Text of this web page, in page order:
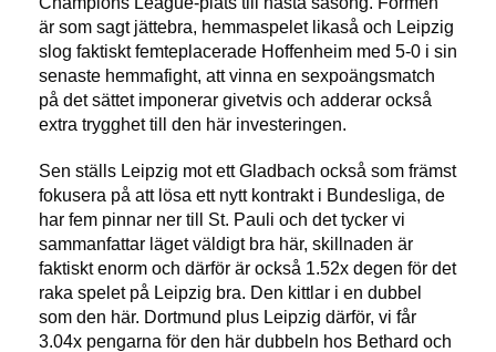
är som sagt jättebra, hemmaspelet likaså och Leipzig
slog faktiskt femteplacerade Hoffenheim med 5-0 i sin
senaste hemmafight, att vinna en sexpoängsmatch
på det sättet imponerar givetvis och adderar också
extra trygghet till den här investeringen.
Sen ställs Leipzig mot ett Gladbach också som främst
fokusera på att lösa ett nytt kontrakt i Bundesliga, de
har fem pinnar ner till St. Pauli och det tycker vi
sammanfattar läget väldigt bra här, skillnaden är
faktiskt enorm och därför är också 1.52x degen för det
raka spelet på Leipzig bra. Den kittlar i en dubbel
som den här. Dortmund plus Leipzig därför, vi får
3.04x pengarna för den här dubbeln hos Bethard och